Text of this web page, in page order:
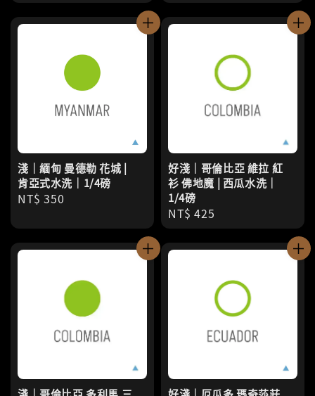
price
price
淺｜緬甸 曼德勒 花城 |
肯亞式水洗｜1/4磅
Regular
NT$ 350
好淺｜哥倫比亞 維拉 紅
衫 佛地魔 | 西瓜水洗｜
1/4磅
Regular
price
NT$ 425